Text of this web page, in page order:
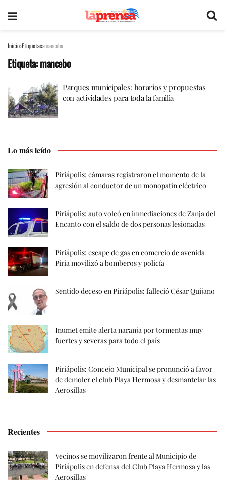
Inicio Etiquetas mancebo
Etiqueta:mancebo
Parques municipales: horarios y propuestas
con actividades para toda la familia
Lo más leído
Piriápolis: cámaras registraron el momento de la
agresión al conductor de un monopatín eléctrico
Piriápolis: auto volcó en inmediaciones de Zanja del
Encanto con el saldo de dos personas lesionadas
Piriápolis: escape de gas en comercio de avenida
Piria movilizó a bomberos y policía
Sentido deceso en Piriápolis: falleció César Quijano
Inumet emite alerta naranja por tormentas muy
fuertes y severas para todo el país
Piriápolis: Concejo Municipal se pronunció a favor
de demoler el club Playa Hermosa y desmantelar las
Aerosillas
Recientes
Vecinos se movilizaron frente al Municipio de
Piriápolis en defensa del Club Playa Hermosa y las
Aerosillas